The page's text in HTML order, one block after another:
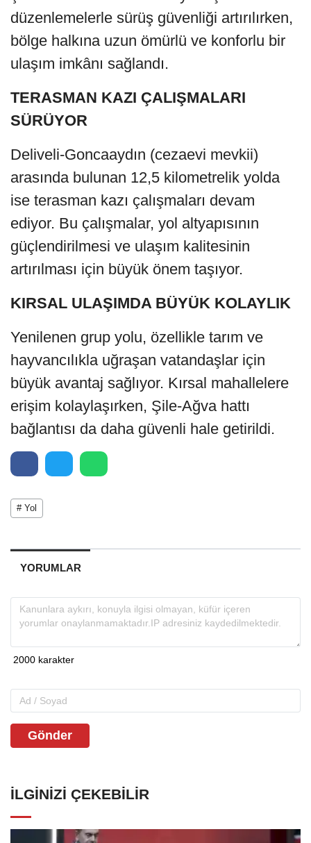
düzenlemelerle sürüş güvenliği artırılırken,
bölge halkına uzun ömürlü ve konforlu bir
ulaşım imkânı sağlandı.
TERASMAN KAZI ÇALIŞMALARI
SÜRÜYOR
Deliveli-Goncaaydın (cezaevi mevkii)
arasında bulunan 12,5 kilometrelik yolda
ise terasman kazı çalışmaları devam
ediyor. Bu çalışmalar, yol altyapısının
güçlendirilmesi ve ulaşım kalitesinin
artırılması için büyük önem taşıyor.
KIRSAL ULAŞIMDA BÜYÜK KOLAYLIK
Yenilenen grup yolu, özellikle tarım ve
hayvancılıkla uğraşan vatandaşlar için
büyük avantaj sağlıyor. Kırsal mahallelere
erişim kolaylaşırken, Şile-Ağva hattı
bağlantısı da daha güvenli hale getirildi.
# Yol
YORUMLAR
Gönder
İLGINIZI ÇEKEBILIR